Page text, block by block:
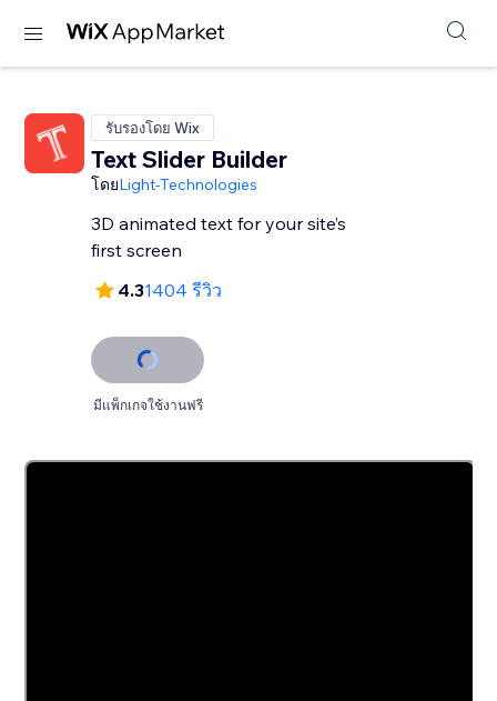
รับรองโดย Wix
Text Slider Builder
โดยLight-Technologies
3D animated text for your site’s
first screen
4.31404 รีวิว
มีแพ็กเกจใช้งานฟรี